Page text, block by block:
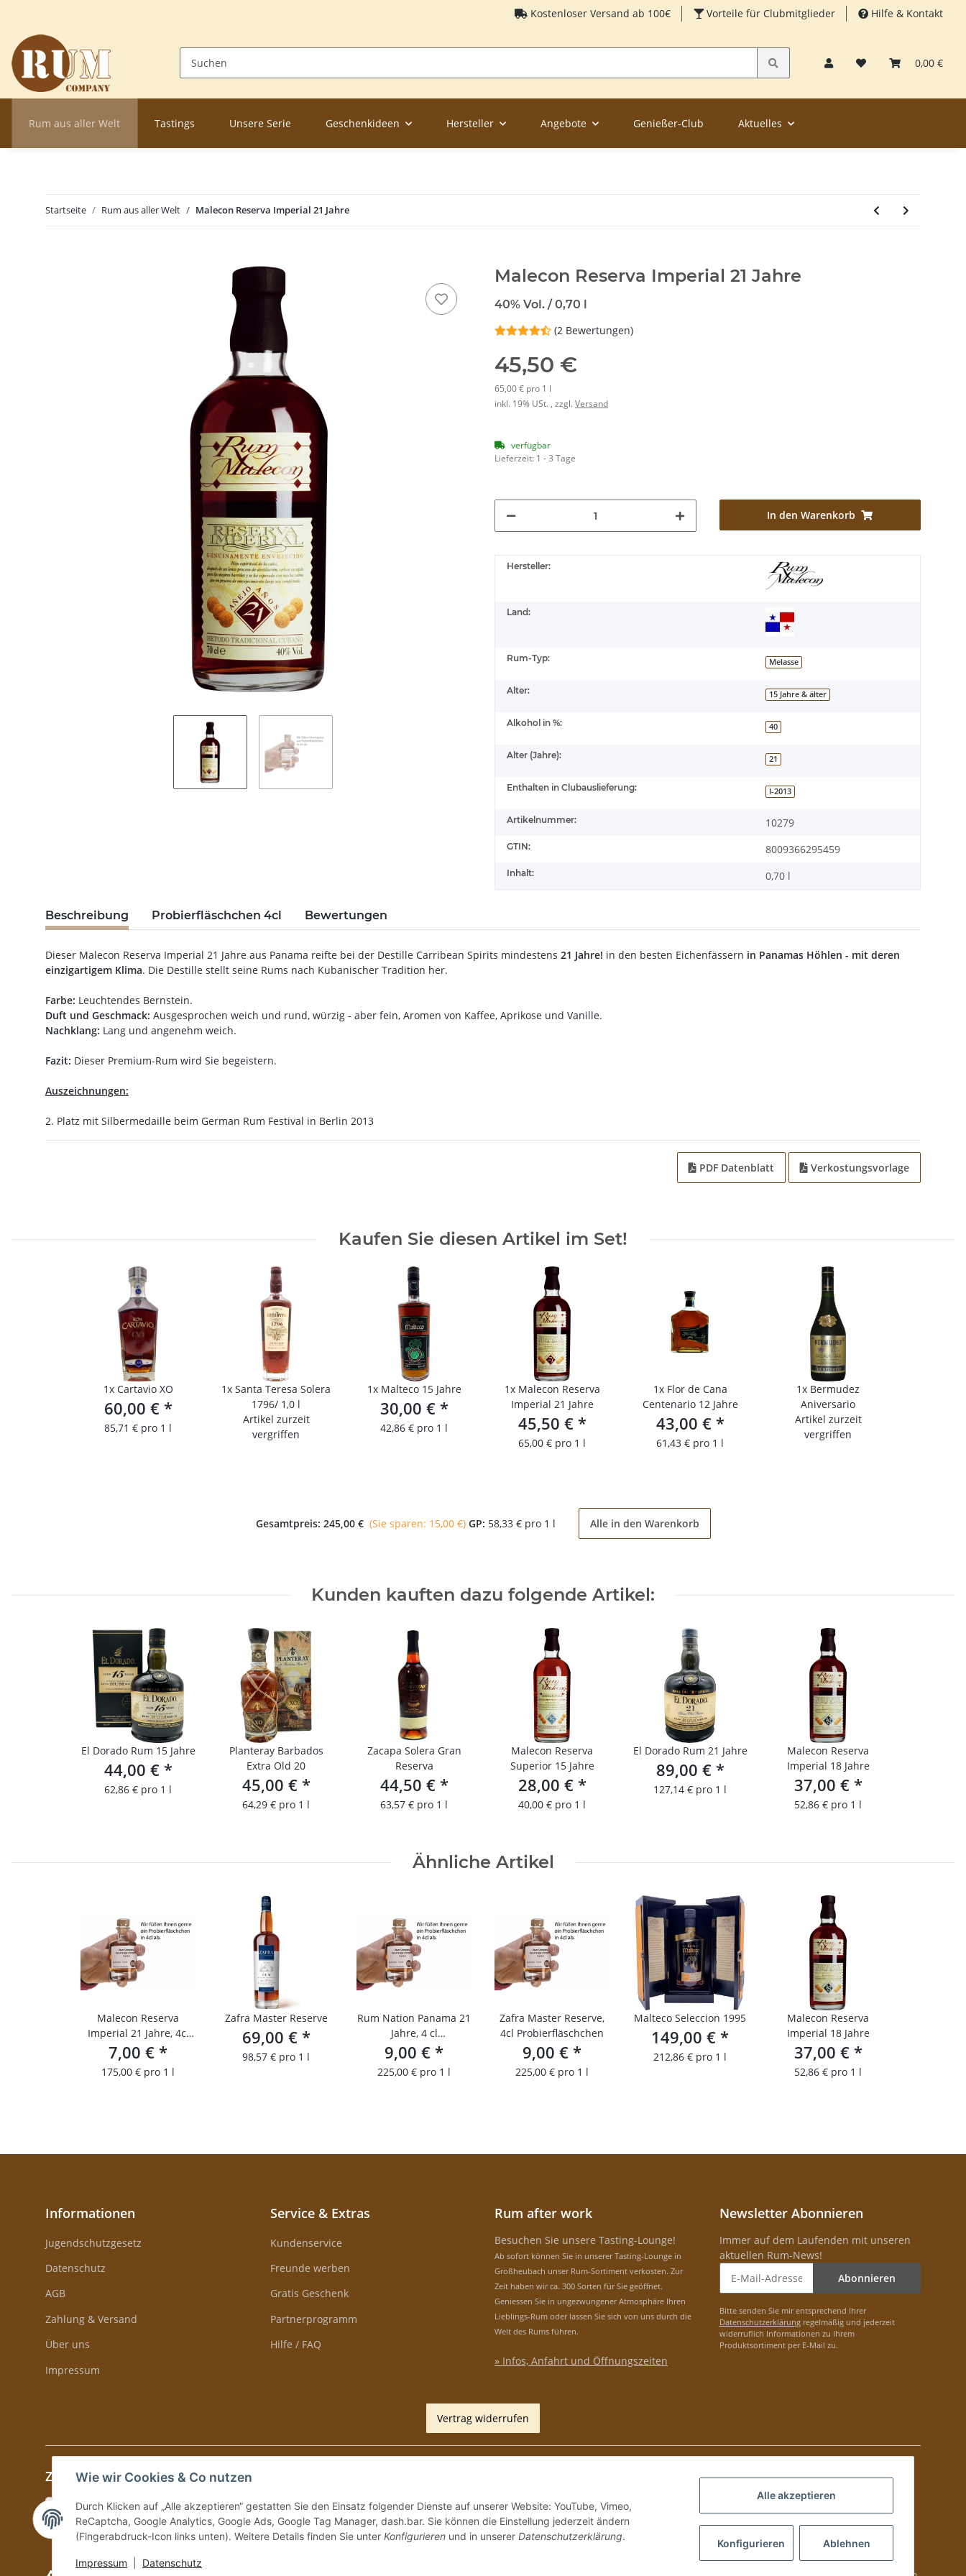
Kostenloser Versand ab 100€ Vorteile für Clubmitglieder Hilfe & Kontakt
0,00 €
Rum aus aller Welt Tastings Unsere Serie Geschenkideen Hersteller Angebote Genießer-Club Aktuelles
Startseite Rum aus aller Welt Malecon Reserva Imperial 21 Jahre
Malecon Reserva Imperial 21 Jahre
40% Vol. / 0,70 l
(2 Bewertungen)
45,50 €
65,00 € pro 1 l
inkl. 19% USt. , zzgl.Versand
verfügbar
Lieferzeit: 1 - 3 Tage
In den Warenkorb
Hersteller:
Land:
Rum-Typ: Melasse
Alter: 15 Jahre & älter
Alkohol in %: 40
Alter (Jahre): 21
Enthalten in Clubauslieferung: I-2013
Artikelnummer: 10279
GTIN: 8009366295459
Inhalt: 0,70 l
Beschreibung Probierfläschchen 4cl Bewertungen
Dieser Malecon Reserva Imperial 21 Jahre aus Panama reifte bei der Destille Carribean Spirits mindestens 21 Jahre! in den besten Eichenfässern in Panamas Höhlen - mit deren
einzigartigem Klima. Die Destille stellt seine Rums nach Kubanischer Tradition her.
Farbe: Leuchtendes Bernstein.
Duft und Geschmack: Ausgesprochen weich und rund, würzig - aber fein, Aromen von Kaffee, Aprikose und Vanille.
Nachklang: Lang und angenehm weich.
Fazit: Dieser Premium-Rum wird Sie begeistern.
Auszeichnungen:
2. Platz mit Silbermedaille beim German Rum Festival in Berlin 2013
PDF Datenblatt Verkostungsvorlage
Kaufen Sie diesen Artikel im Set!
1x Cartavio XO
60,00 € *
85,71 € pro 1 l
1x Santa Teresa Solera
1796/ 1,0 l
Artikel zurzeit
vergriffen
1x Malteco 15 Jahre
30,00 € *
42,86 € pro 1 l
1x Malecon Reserva
Imperial 21 Jahre
45,50 € *
65,00 € pro 1 l
1x Flor de Cana
Centenario 12 Jahre
43,00 € *
61,43 € pro 1 l
1x Bermudez
Aniversario
Artikel zurzeit
vergriffen
Gesamtpreis: 245,00 € (Sie sparen: 15,00 €) GP: 58,33 € pro 1 l Alle in den Warenkorb
Kunden kauften dazu folgende Artikel:
El Dorado Rum 15 Jahre
44,00 € *
62,86 € pro 1 l
Planteray Barbados
Extra Old 20
45,00 € *
64,29 € pro 1 l
Zacapa Solera Gran
Reserva
44,50 € *
63,57 € pro 1 l
Malecon Reserva
Superior 15 Jahre
28,00 € *
40,00 € pro 1 l
El Dorado Rum 21 Jahre
89,00 € *
127,14 € pro 1 l
Malecon Reserva
Imperial 18 Jahre
37,00 € *
52,86 € pro 1 l
Ähnliche Artikel
Malecon Reserva
Imperial 21 Jahre, 4cl
Probierfläschchen
7,00 € *
175,00 € pro 1 l
Zafra Master Reserve
69,00 € *
98,57 € pro 1 l
Rum Nation Panama 21
Jahre, 4 cl
Probierfläschchen
9,00 € *
225,00 € pro 1 l
Zafra Master Reserve,
4cl Probierfläschchen
9,00 € *
225,00 € pro 1 l
Malteco Seleccion 1995
149,00 € *
212,86 € pro 1 l
Malecon Reserva
Imperial 18 Jahre
37,00 € *
52,86 € pro 1 l
Informationen
Jugendschutzgesetz
Datenschutz
AGB
Zahlung & Versand
Über uns
Impressum
Service & Extras
Kundenservice
Freunde werben
Gratis Geschenk
Partnerprogramm
Hilfe / FAQ
Rum after work
Besuchen Sie unsere Tasting-Lounge!
Ab sofort können Sie in unserer Tasting-Lounge in
Großheubach unser Rum-Sortiment verkosten. Zur
Zeit haben wir ca. 300 Sorten für Sie geöffnet.
Geniessen Sie in ungezwungener Atmosphäre Ihren
Lieblings-Rum oder lassen Sie sich von uns durch die
Welt des Rums führen.
» Infos, Anfahrt und Öffnungszeiten
Newsletter Abonnieren
Immer auf dem Laufenden mit unseren
aktuellen Rum-News!
Abonnieren
Bitte senden Sie mir entsprechend Ihrer
Datenschutzerklärungregelmäßig und jederzeit
widerruflich Informationen zu Ihrem
Produktsortiment per E-Mail zu.
Vertrag widerrufen
Zahlung & Versand
Wie wir Cookies & Co nutzen
Durch Klicken auf „Alle akzeptieren“ gestatten Sie den Einsatz folgender Dienste auf unserer Website: YouTube, Vimeo,
ReCaptcha, Google Analytics, Google Ads, Google Tag Manager, dash.bar. Sie können die Einstellung jederzeit ändern
(Fingerabdruck-Icon links unten). Weitere Details finden Sie unter Konfigurieren und in unserer Datenschutzerklärung.
Impressum Datenschutz
Alle akzeptieren
Konfigurieren Ablehnen